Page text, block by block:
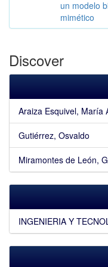
un modelo
mimético
Discover
Araiza Esquivel, María
Gutiérrez, Osvaldo
Miramontes de León,
INGENIERIA Y